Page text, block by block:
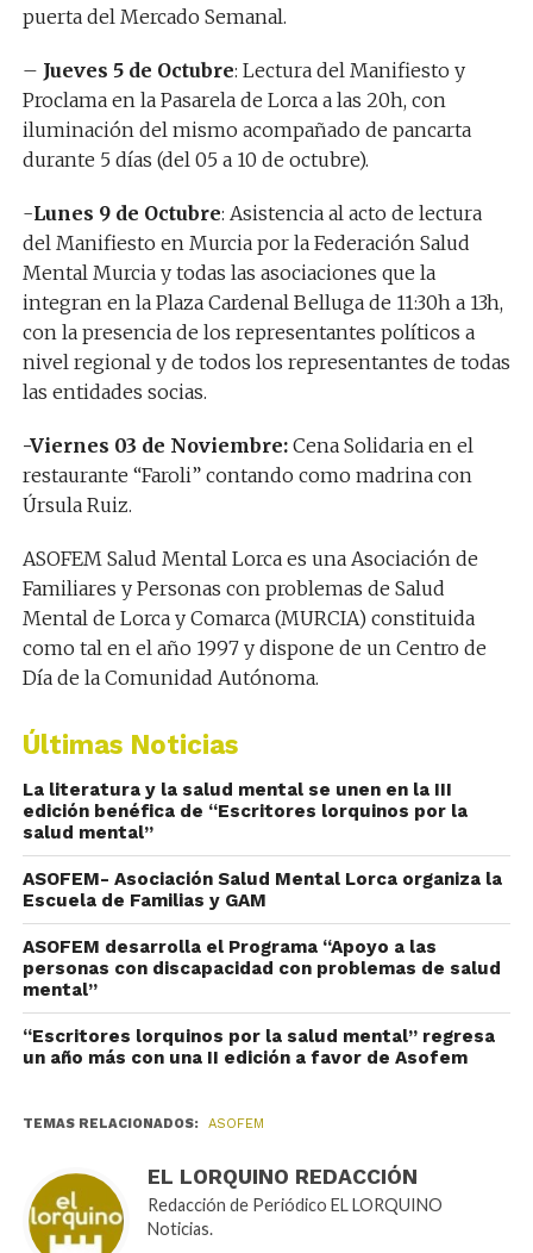
puerta del Mercado Semanal.
– Jueves 5 de Octubre: Lectura del Manifiesto y
Proclama en la Pasarela de Lorca a las 20h, con
iluminación del mismo acompañado de pancarta
durante 5 días (del 05 a 10 de octubre).
-​Lunes 9 de Octubre: Asistencia al acto de lectura
del Manifiesto en Murcia por la Federación Salud
Mental Murcia y todas las asociaciones que la
integran en la Plaza Cardenal Belluga de 11:30h a 13h,
con la presencia de los representantes políticos a
nivel regional y de todos los representantes de todas
las entidades socias.
-​Viernes 03 de Noviembre:Cena Solidaria en el
restaurante “Faroli” contando como madrina con
Úrsula Ruiz.
ASOFEM Salud Mental Lorca es una Asociación de
Familiares y Personas con problemas de Salud
Mental de Lorca y Comarca (MURCIA) constituida
como tal en el año 1997 y dispone de un Centro de
Día de la Comunidad Autónoma.
Últimas Noticias
La literatura y la salud mental se unen en la III
edición benéfica de “Escritores lorquinos por la
salud mental”
ASOFEM- Asociación Salud Mental Lorca organiza la
Escuela de Familias y GAM
ASOFEM desarrolla el Programa “Apoyo a las
personas con discapacidad con problemas de salud
mental”
“Escritores lorquinos por la salud mental” regresa
un año más con una II edición a favor de Asofem
TEMAS RELACIONADOS: ASOFEM
EL LORQUINO REDACCIÓN
Redacción de Periódico EL LORQUINO
Noticias.